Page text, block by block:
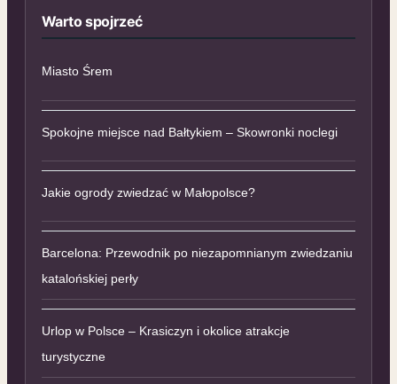
Warto spojrzeć
Miasto Śrem
Spokojne miejsce nad Bałtykiem – Skowronki noclegi
Jakie ogrody zwiedzać w Małopolsce?
Barcelona: Przewodnik po niezapomnianym zwiedzaniu
katalońskiej perły
Urlop w Polsce – Krasiczyn i okolice atrakcje
turystyczne